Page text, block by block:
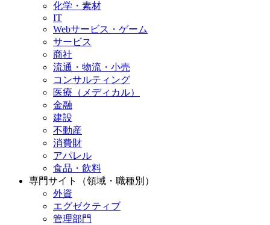
化学・素材
IT
Webサービス・ゲーム
サービス
商社
流通・物流・小売
コンサルティング
医療（メディカル）
金融
建設
不動産
消費財
アパレル
食品・飲料
専門サイト（領域・職種別）
外資
エグゼクティブ
管理部門